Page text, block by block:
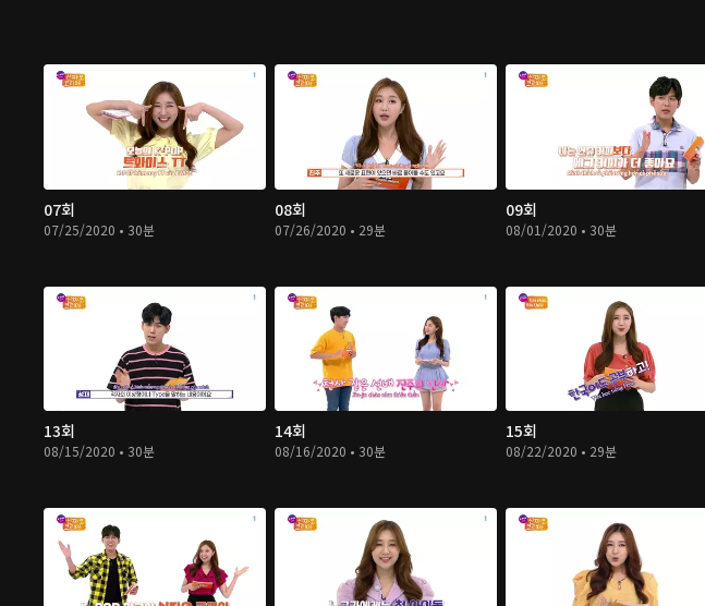
07회
07/25/2020 • 30분
08회
07/26/2020 • 29분
09회
08/01/2020 • 30분
13회
08/15/2020 • 30분
14회
08/16/2020 • 30분
15회
08/22/2020 • 29분